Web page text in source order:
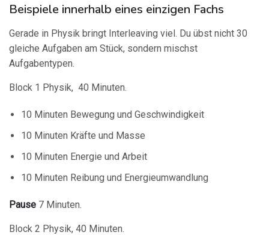
Beispiele innerhalb eines einzigen Fachs
Gerade in Physik bringt Interleaving viel. Du übst nicht 30
gleiche Aufgaben am Stück, sondern mischst
Aufgabentypen.
Block 1 Physik, 40 Minuten.
10 Minuten Bewegung und Geschwindigkeit
10 Minuten Kräfte und Masse
10 Minuten Energie und Arbeit
10 Minuten Reibung und Energieumwandlung
Pause 7 Minuten.
Block 2 Physik, 40 Minuten.